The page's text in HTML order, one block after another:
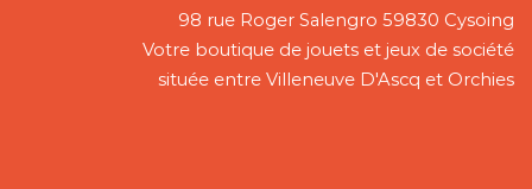
98 rue Roger Salengro 59830 Cysoing
Votre boutique de jouets et jeux de société
située entre Villeneuve D'Ascq et Orchies